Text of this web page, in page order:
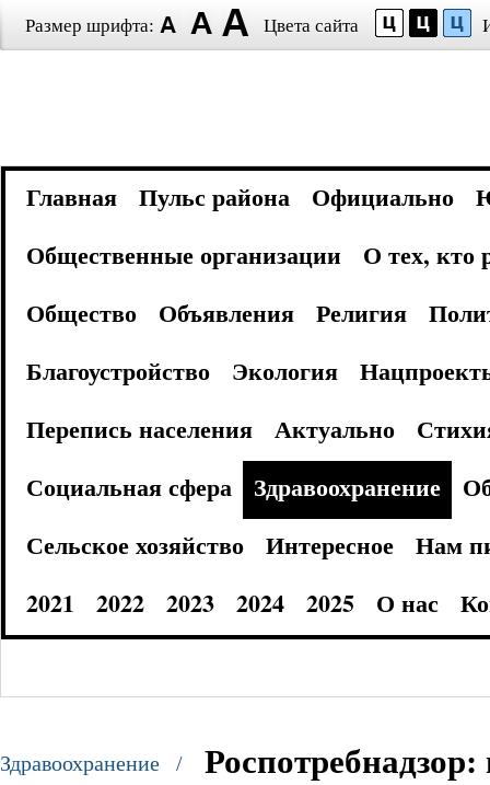
Размер шрифта: Цвета сайта
Главная Пульс района Официально
Общественные организации
О тех, кто
Общество
Объявления Религия
Благоустройство
Экология
Перепись населения
Актуально
Социальная сфера
Здравоохранение
Сельское хозяйство
Интересное
Нам
2021
2022 2023 2024 2025 О нас
Здравоохранение /